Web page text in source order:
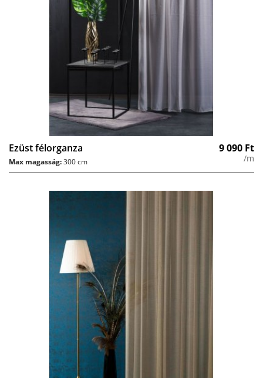
Ezüst félorganza 9 090 Ft
/m
Max magasság:300 cm